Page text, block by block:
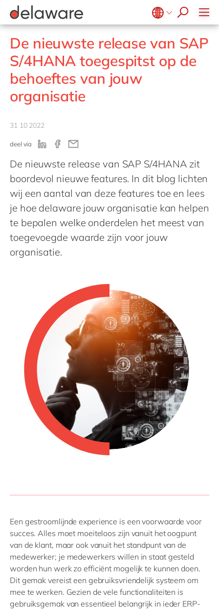
Belgium en
fr
Brazil
China
zh
France
Germany
Malaysia
Netherlands
nl
Philippines
Singapore
Switzerland
Master Data Management
PPWR
Smart Connected Workforce
Sustainability
Meals & Snacks
Vlees & Vis
Zuivel
SAP Fieldglass
SAP IBP
SAP Invoice Management
SAP S/4HANA
SAP Service Management
SAP Signavio
SAP Sustainability Solutions
Microsoft Power BI
Microsoft Power Platform
Microsoft Project Operations
OpenText Exstream
OpenText Intelligent Capture
d.velop
SmartCOMM
migration-center
SmartLink
SyncForce
Projecten
Kantoren
Diversiteit, Gelijkheid & Inclusie
CSR
GROW with delaware
Medior Professional
Alle vacatures
Recruitmentproces
Onboarding
De nieuwste release van SAP
S/4HANA toegespitst op de
behoeftes van jouw
organisatie
31 10 2022
deel via
De nieuwste release van SAP S/4HANA zit
boordevol nieuwe features. In dit blog lichten
wij een aantal van deze features toe en lees
je hoe delaware jouw organisatie kan helpen
te bepalen welke onderdelen het meest van
toegevoegde waarde zijn voor jouw
organisatie.
Een gestroomlijnde experience is een voorwaarde voor
succes. Alles moet moeiteloos zijn vanuit het oogpunt
van de klant, maar ook vanuit het standpunt van de
medewerker; je medewerkers willen in staat gesteld
worden hun werk zo efficiënt mogelijk te kunnen doen.
Dit gemak vereist een gebruiksvriendelijk systeem om
mee te werken. Gezien de vele functionaliteiten is
gebruiksgemak van essentieel belangrijk in ieder ERP-